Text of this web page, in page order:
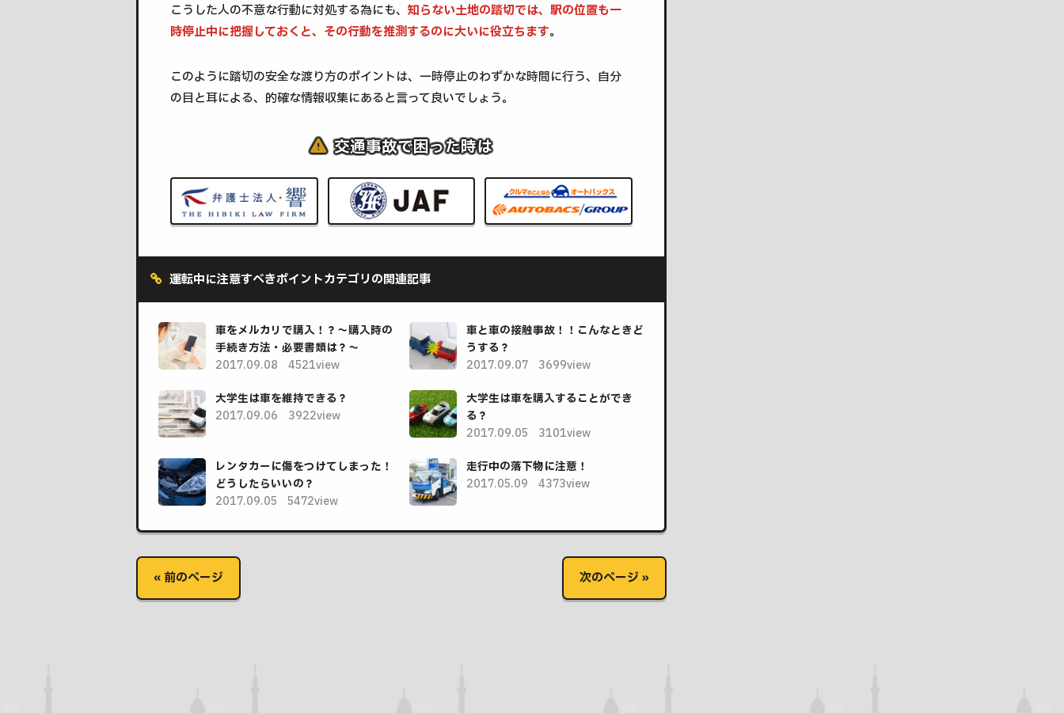
こうした人の不意な行動に対処する為にも、 知らない土地の踏切では、駅の位置も一
時停止中に把握しておくと、その行動を推測するのに大いに役立ちます。
このように踏切の安全な渡り方のポイントは、一時停止のわずかな時間に行う、自分
の目と耳による、的確な情報収集にあると言って良いでしょう。
交通事故で困った時は
運転中に注意すべきポイントカテゴリの関連記事
車をメルカリで購入！？～購入時の
手続き方法・必要書類は？～
2017.09.08
4521view
車と車の接触事故！！こんなときど
うする？
2017.09.07
3699view
大学生は車を維持できる？
2017.09.06
3922view
大学生は車を購入することができ
る？
2017.09.05
3101view
レンタカーに傷をつけてしまった！
どうしたらいいの？
2017.09.05
5472view
走行中の落下物に注意！
2017.05.09
4373view
« 前のページ 次のページ »